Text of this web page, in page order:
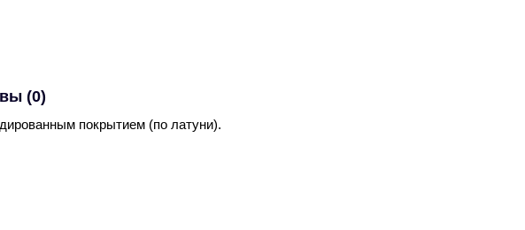
(0)
покрытием (по латуни).